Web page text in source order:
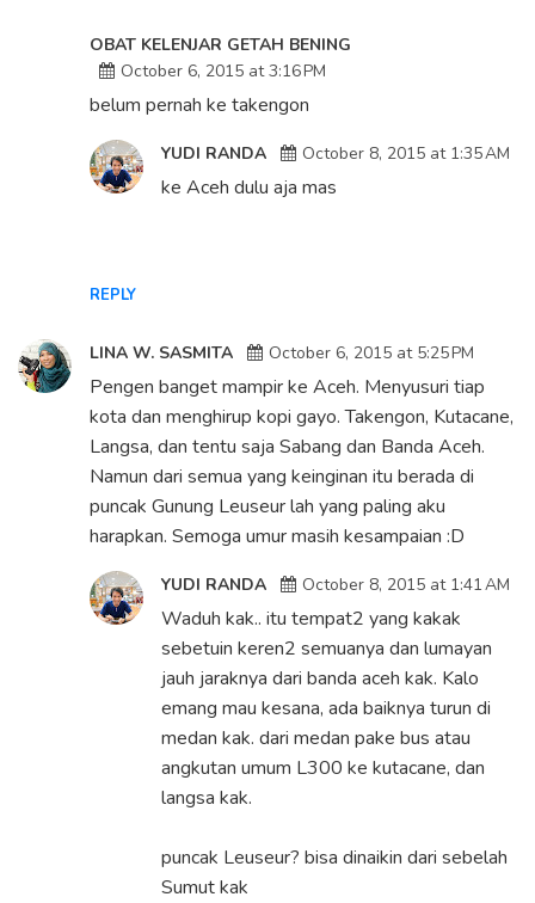
OBAT KELENJAR GETAH BENING
October 6, 2015 at 3:16 PM
belum pernah ke takengon
REPLY
YUDI RANDA October 8, 2015 at 1:35 AM
ke Aceh dulu aja mas
LINA W. SASMITA October 6, 2015 at 5:25 PM
Pengen banget mampir ke Aceh. Menyusuri tiap
kota dan menghirup kopi gayo. Takengon, Kutacane,
Langsa, dan tentu saja Sabang dan Banda Aceh.
Namun dari semua yang keinginan itu berada di
puncak Gunung Leuseur lah yang paling aku
harapkan. Semoga umur masih kesampaian :D
YUDI RANDA October 8, 2015 at 1:41 AM
Waduh kak.. itu tempat2 yang kakak
sebetuin keren2 semuanya dan lumayan
jauh jaraknya dari banda aceh kak. Kalo
emang mau kesana, ada baiknya turun di
medan kak. dari medan pake bus atau
angkutan umum L300 ke kutacane, dan
langsa kak.
puncak Leuseur? bisa dinaikin dari sebelah
Sumut kak